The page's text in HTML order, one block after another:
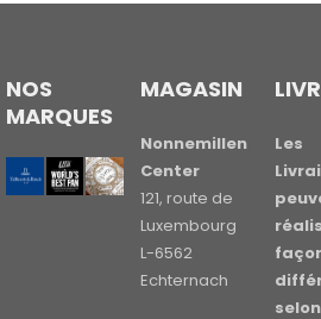
NOS
MARQUES
MAGASIN
Nonnemillen
Center
121, route de
Luxembourg
L-6562
Echternach
Les